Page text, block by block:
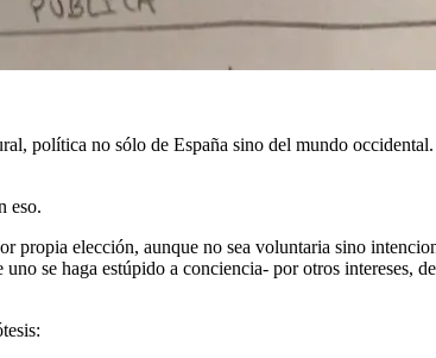
política no sólo de España sino del mundo
eso.
propia elección, aunque no sea voluntaria sino
se haga estúpido a conciencia- por otros intereses,